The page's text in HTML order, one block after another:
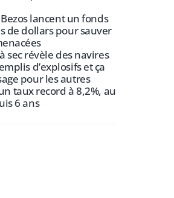
lancent un fonds
de dollars pour sauver
sec révèle des navires
d’explosifs et ça
pour les autres
taux record à 8,2%, au
6 ans